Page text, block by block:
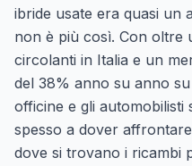
ibride usate era quasi un
non è più così. Con oltre
circolanti in Italia e un
del 38% anno su anno
officine e gli automobilisti
spesso a dover
dove si trovano i ricambi